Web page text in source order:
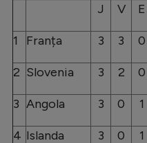
J V E
1 Franța 3 3 0
2 Slovenia 3 2 0
3 Angola 3 0 1
4 Islanda 3 0 1